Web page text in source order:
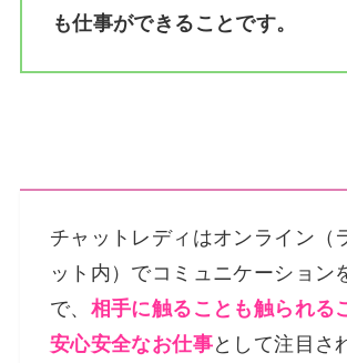
も仕事ができることです。
チャットレディはオンライン（
ット内）でコミュニケーション
で、 相手に触ることも触られる
安心安全なお仕事として注目さ